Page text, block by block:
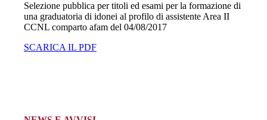
Selezione pubblica per titoli ed esami per la formazione di
una graduatoria di idonei al profilo di assistente Area II
CCNL comparto afam del 04/08/2017
SCARICA IL PDF